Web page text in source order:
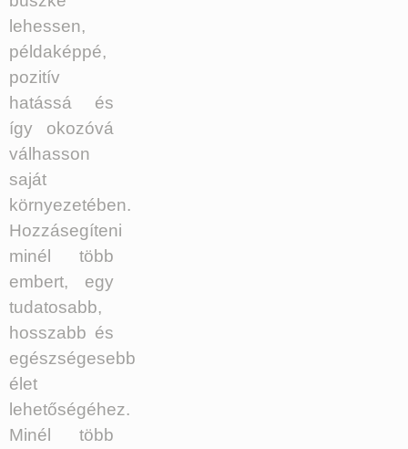
lehessen,
példaképpé,
pozitív
hatássá és
így okozóvá
válhasson
saját
környezetében.
Hozzásegíteni
minél több
embert, egy
tudatosabb,
hosszabb és
egészségesebb
élet
lehetőségéhez.
Minél több